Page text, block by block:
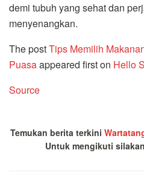
demi tubuh yang sehat dan
menyenangkan.
The postTips Memilih
Puasaappeared first on Hello
Source
Temukan berita terkini
Untuk mengikuti silakan